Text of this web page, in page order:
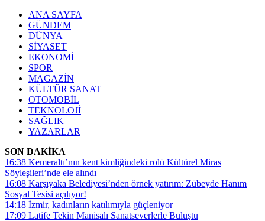
ANA SAYFA
GÜNDEM
DÜNYA
SİYASET
EKONOMİ
SPOR
MAGAZİN
KÜLTÜR SANAT
OTOMOBİL
TEKNOLOJİ
SAĞLIK
YAZARLAR
SON DAKİKA
16:38 Kemeraltı’nın kent kimliğindeki rolü Kültürel Miras
Söyleşileri’nde ele alındı
16:08 Karşıyaka Belediyesi’nden örnek yatırım: Zübeyde Hanım
Sosyal Tesisi açılıyor!
14:18 İzmir, kadınların katılımıyla güçleniyor
17:09 Latife Tekin Manisalı Sanatseverlerle Buluştu